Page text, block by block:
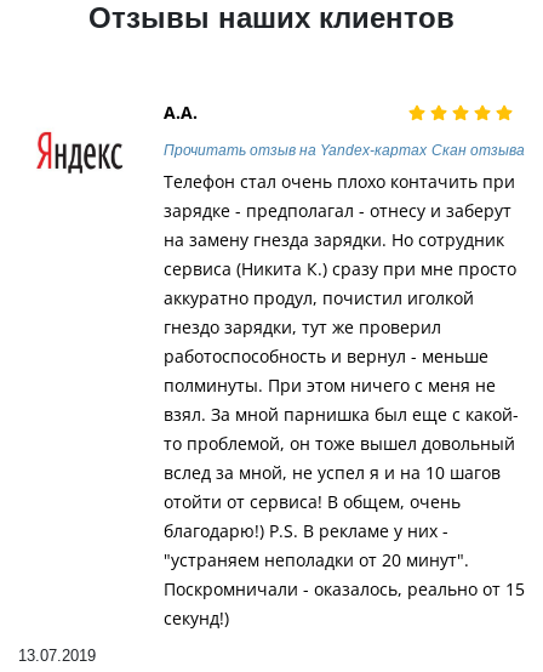
Отзывы наших клиентов
А.А.
Прочитать отзыв на Yandex-картах Скан отзыва
Телефон стал очень плохо контачить при
зарядке - предполагал - отнесу и заберут
на замену гнезда зарядки. Но сотрудник
сервиса (Никита К.) сразу при мне просто
аккуратно продул, почистил иголкой
гнездо зарядки, тут же проверил
работоспособность и вернул - меньше
полминуты. При этом ничего с меня не
взял. За мной парнишка был еще с какой-
то проблемой, он тоже вышел довольный
вслед за мной, не успел я и на 10 шагов
отойти от сервиса! В общем, очень
благодарю!) P.S. В рекламе у них -
"устраняем неполадки от 20 минут".
Поскромничали - оказалось, реально от 15
секунд!)
13.07.2019